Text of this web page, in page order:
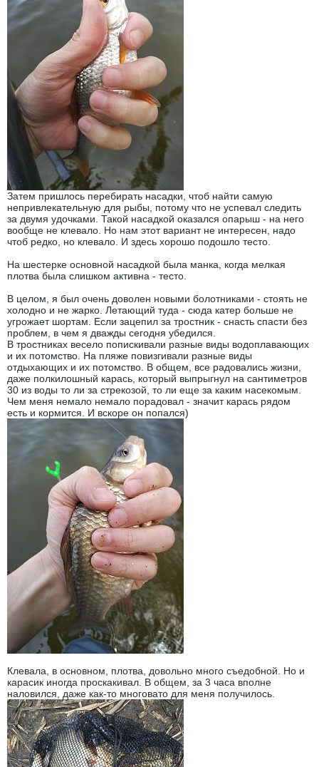
Затем пришлось перебирать насадки, чтоб найти самую
непривлекательную для рыбы, потому что не успевал следить
за двумя удочками. Такой насадкой оказался опарыш - на него
вообще не клевало. Но нам этот вариант не интересен, надо
чтоб редко, но клевало. И здесь хорошо подошло тесто.
На шестерке основной насадкой была манка, когда мелкая
плотва была слишком активна - тесто.
В целом, я был очень доволен новыми болотниками - стоять не
холодно и не жарко. Летающий туда - сюда катер больше не
угрожает шортам. Если зацепил за тростник - снасть спасти без
проблем, в чем я дважды сегодня убедился.
В тростниках весело попискивали разные виды водоплавающих
и их потомство. На пляже повизгивали разные виды
отдыхающих и их потомство. В общем, все радовались жизни,
даже полкилошный карась, который выпрыгнул на сантиметров
30 из воды то ли за стрекозой, то ли еще за каким насекомым.
Чем меня немало немало порадовал - значит карась рядом
есть и кормится. И вскоре он попался)
Клевала, в основном, плотва, довольно много съедобной. Но и
карасик иногда проскакивал. В общем, за 3 часа вполне
наловился, даже как-то многовато для меня получилось.